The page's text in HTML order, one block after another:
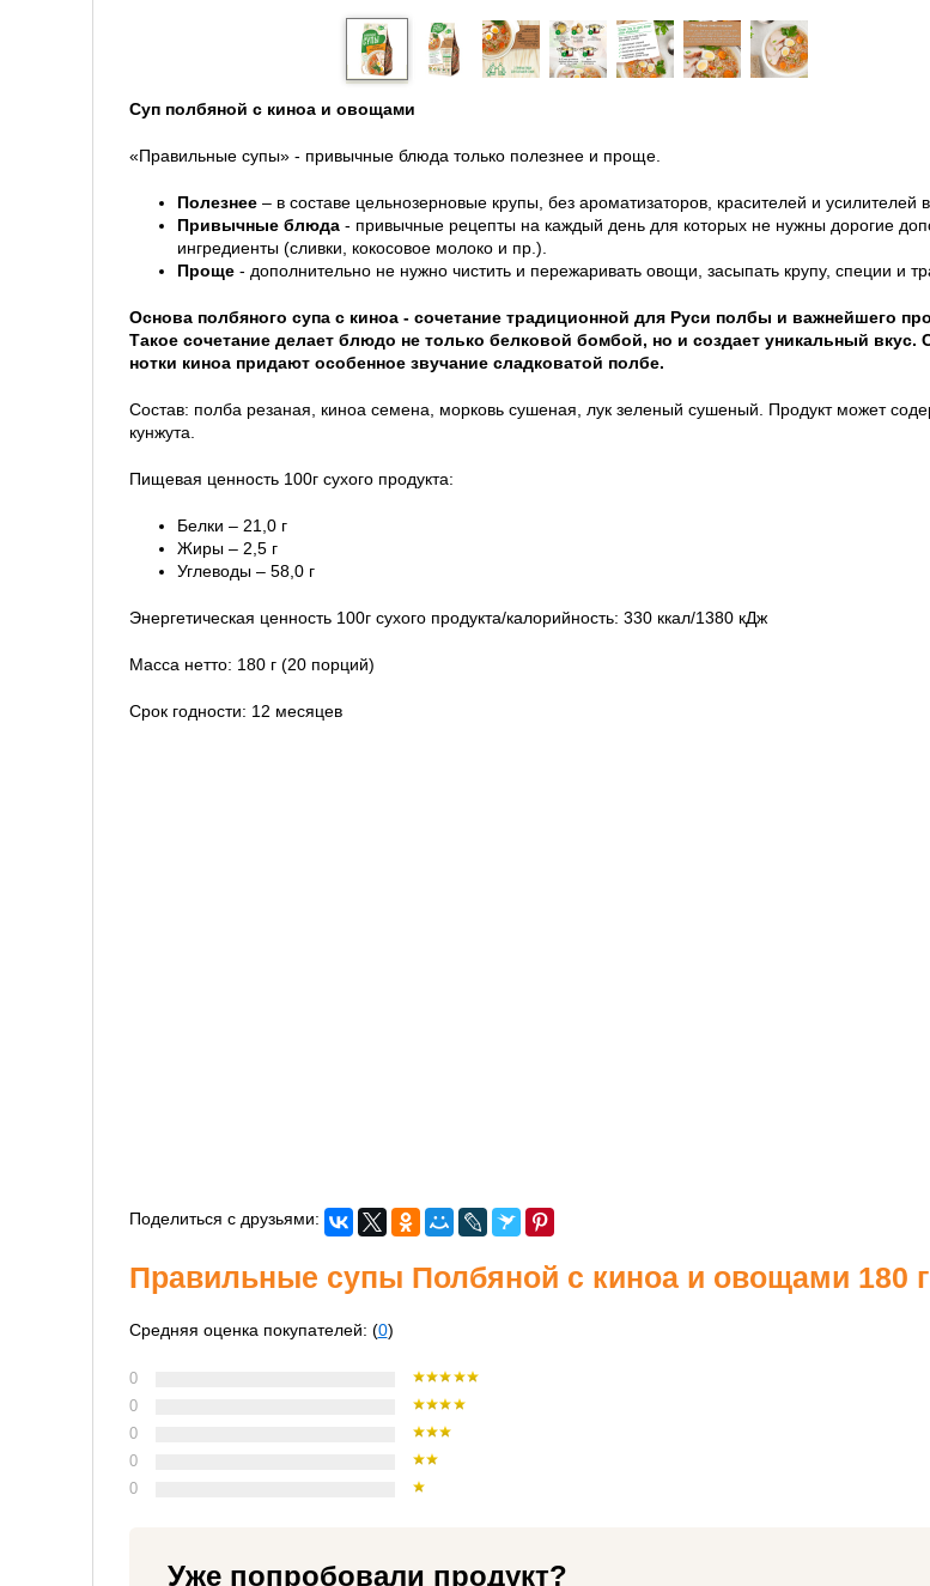
Суп полбяной с киноа и овощами
«Правильные супы» - привычные блюда только полезнее и проще.
Полезнее– в составе цельнозерновые крупы, без ароматизаторов, красителей и усилителей
Привычные блюда- привычные рецепты на каждый день для которых не нужны дорогие
ингредиенты (сливки, кокосовое молоко и пр.).
Проще- дополнительно не нужно чистить и пережаривать овощи, засыпать крупу, специи и
Основа полбяного супа с киноа - сочетание традиционной для Руси полбы и важнейшего
Такое сочетание делает блюдо не только белковой бомбой, но и создает уникальный
нотки киноа придают особенное звучание сладковатой полбе.
Состав: полба резаная, киноа семена, морковь сушеная, лук зеленый сушеный. Продукт может
кунжута.
Пищевая ценность 100г сухого продукта:
Белки – 21,0 г
Жиры – 2,5 г
Углеводы – 58,0 г
Энергетическая ценность 100г сухого продукта/калорийность: 330 ккал/1380 кДж
Масса нетто: 180 г (20 порций)
Срок годности: 12 месяцев
Поделиться с друзьями:
Правильные супы Полбяной с киноа и овощами 180
Средняя оценка покупателей: (0)
0
0
0
0
0
Уже попробовали продукт?